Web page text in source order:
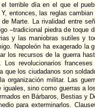
el terrible día en el que el
entonces, las reglas
Marte. La rivalidad entre
–tradicional piedra de toque
y las maniobras sutiles y
Napoleón ha exagerado la
los recursos de la guerra
Los revolucionarios
que los ciudadanos son
organización militar. Las
iguales, sino como guerras a
en Bárbaros, Bestias y
para exterminarlos.